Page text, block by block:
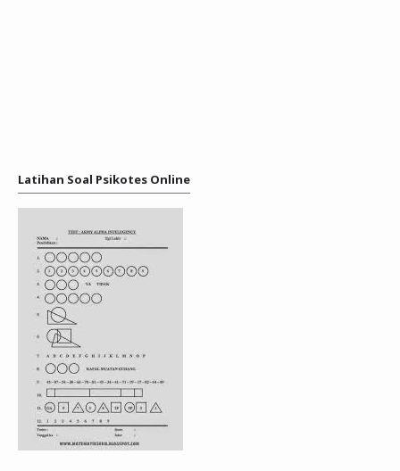
Latihan Soal Psikotes Online